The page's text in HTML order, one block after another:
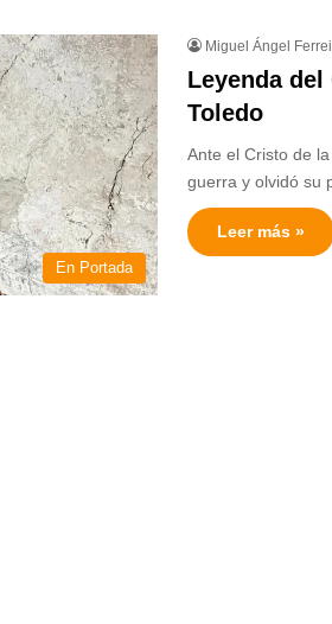
En Portada
Miguel Ángel
Leyenda del
Toledo
Ante el Cristo de
guerra y olvidó su
Leer más »